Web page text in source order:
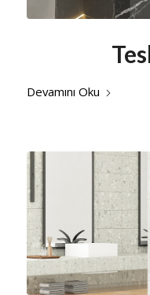
Devamını Oku